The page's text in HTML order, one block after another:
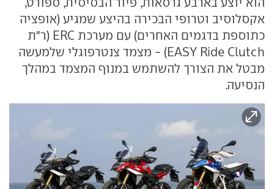
אקסלוסיב וטרופי הבכירה בהיצע שמגיע (אופציה
כתוספת בדגמים האחרים) עם מערכת ERC (ר"ת
EASY Ride Clutch) - מצמד צנטרפוגלי שלמעשה
מבטל את הצורך להשתמש במנוף המצמד במהלך
הנסיעה.